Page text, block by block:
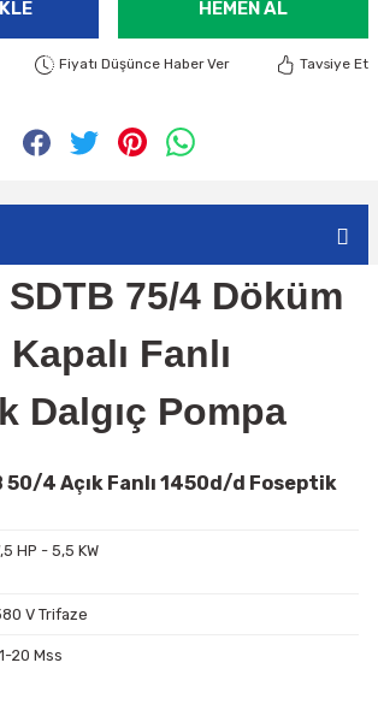
HEMEN AL
Fiyatı Düşünce Haber Ver Tavsiye Et
75/4 Döküm
Fanlı
Dalgıç Pompa
HP - 5,5 KW
V Trifaze
20 Mss